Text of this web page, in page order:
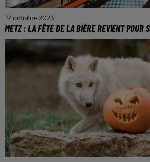
17 octobre 2023
METZ : LA FÊTE DE LA BIÈRE REVIENT POUR
La fête de la bière revient à Metz
édition du 20 octobre au 5
République.